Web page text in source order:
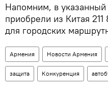
Напомним, в
приобрели из Китая
для городских
Армения Новости Армения
защита Конкуренция